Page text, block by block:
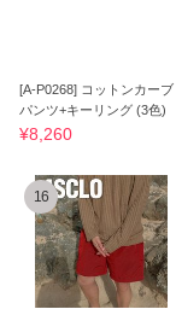
[A-P0268] コットンカーブ
パンツ+キーリング (3色)
¥8,260
16